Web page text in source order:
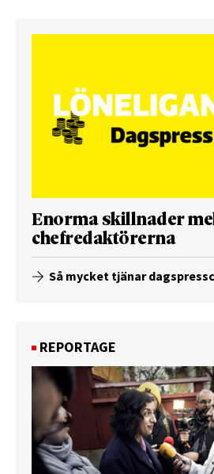
Enorma skillnader
chefredaktörerna
Så mycket tjänar
REPORTAGE